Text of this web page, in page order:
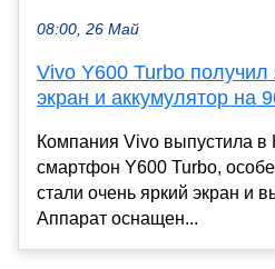
08:00, 26 Май
Vivo Y600 Turbo получил
экран и аккумулятор на
Компания Vivo выпустила в
смартфон Y600 Turbo,
стали очень яркий экран и
Аппарат оснащен...